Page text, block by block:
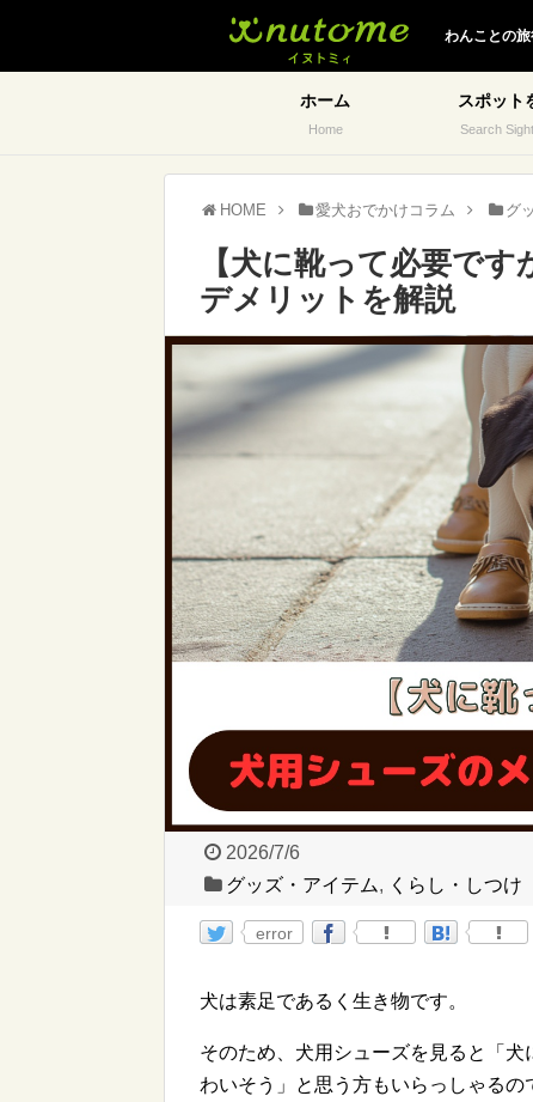
わんことの
ホーム
Home
スポット
Search
HOME 愛犬おでかけコラム グ
【犬に靴って必要で
デメリットを解説
2026/7/6
グッズ・アイテム, くらし・しつけ
error
犬は素足であるく生き物です。
そのため、犬用シューズを見ると「
わいそう」と思う方もいらっしゃるの